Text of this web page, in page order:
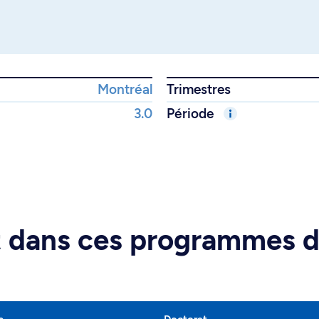
Montréal
Trimestres
3.0
Période
ces programmes